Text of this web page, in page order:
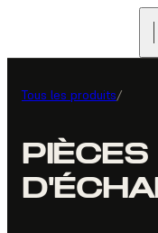
Tous les produits/
PIÈCES